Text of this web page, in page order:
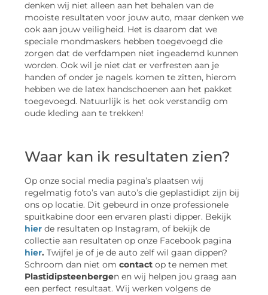
denken wij niet alleen aan het behalen van de
mooiste resultaten voor jouw auto, maar denken we
ook aan jouw veiligheid. Het is daarom dat we
speciale mondmaskers hebben toegevoegd die
zorgen dat de verfdampen niet ingeademd kunnen
worden. Ook wil je niet dat er verfresten aan je
handen of onder je nagels komen te zitten, hierom
hebben we de latex handschoenen aan het pakket
toegevoegd. Natuurlijk is het ook verstandig om
oude kleding aan te trekken!
Waar kan ik resultaten zien?
Op onze social media pagina’s plaatsen wij
regelmatig foto’s van auto’s die geplastidipt zijn bij
ons op locatie. Dit gebeurd in onze professionele
spuitkabine door een ervaren plasti dipper. Bekijk
hier de resultaten op Instagram, of bekijk de
collectie aan resultaten op onze Facebook pagina
hier. Twijfel je of je de auto zelf wil gaan dippen?
Schroom dan niet om contact op te nemen met
Plastidipsteenbergen en wij helpen jou graag aan
een perfect resultaat. Wij werken volgens de